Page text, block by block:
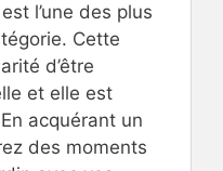
l’une des plus
Cette
d’être
et elle est
acquérant un
des moments